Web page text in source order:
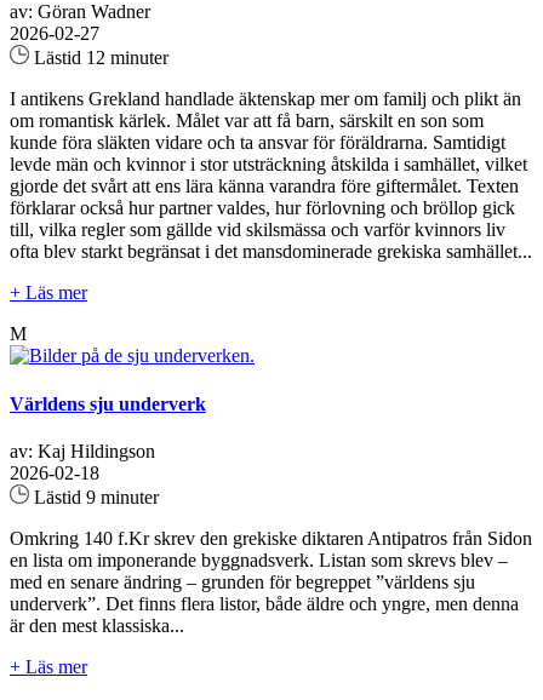
av: Göran Wadner
2026-02-27
Lästid 12 minuter
I antikens Grekland handlade äktenskap mer om familj och plikt än
om romantisk kärlek. Målet var att få barn, särskilt en son som
kunde föra släkten vidare och ta ansvar för föräldrarna. Samtidigt
levde män och kvinnor i stor utsträckning åtskilda i samhället, vilket
gjorde det svårt att ens lära känna varandra före giftermålet. Texten
förklarar också hur partner valdes, hur förlovning och bröllop gick
till, vilka regler som gällde vid skilsmässa och varför kvinnors liv
ofta blev starkt begränsat i det mansdominerade grekiska samhället...
+ Läs mer
M
Världens sju underverk
av: Kaj Hildingson
2026-02-18
Lästid 9 minuter
Omkring 140 f.Kr skrev den grekiske diktaren Antipatros från Sidon
en lista om imponerande byggnadsverk. Listan som skrevs blev –
med en senare ändring – grunden för begreppet ”världens sju
underverk”. Det finns flera listor, både äldre och yngre, men denna
är den mest klassiska...
+ Läs mer